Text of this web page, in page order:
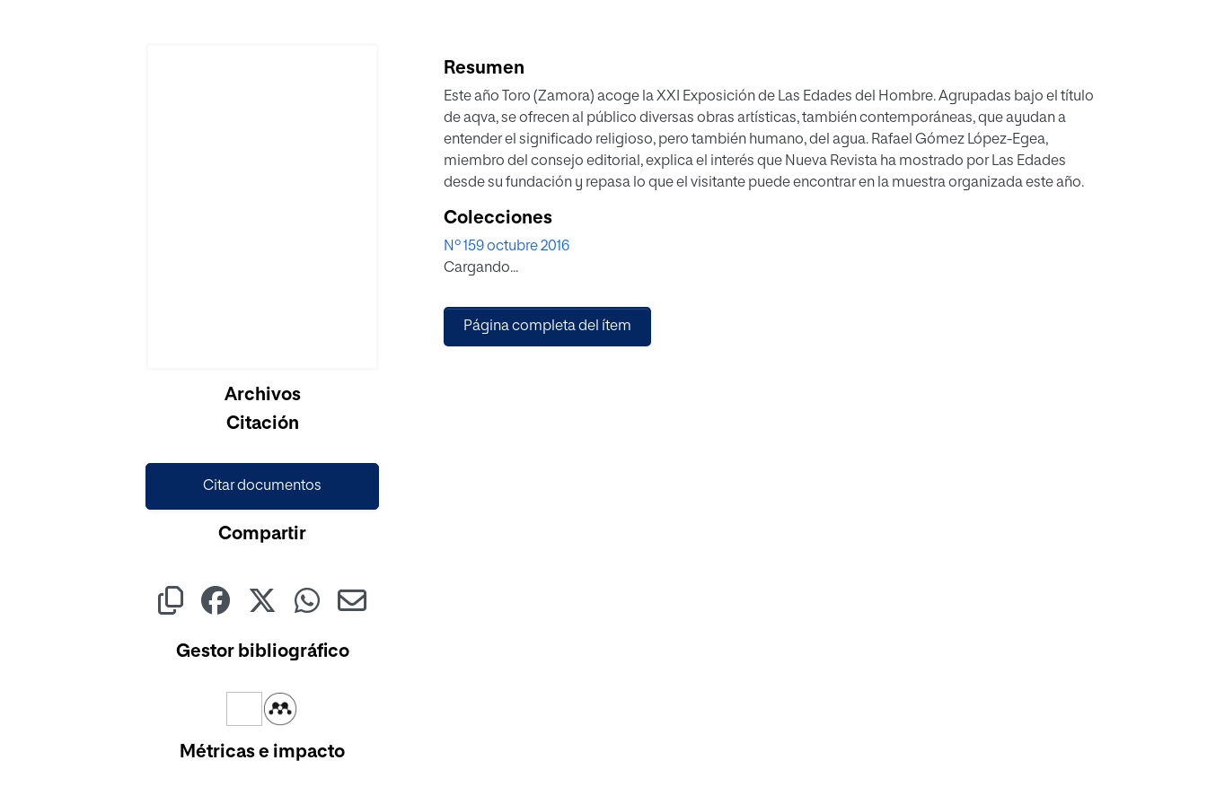
Archivos
Citación
Citar documentos
Compartir
Gestor bibliográfico
Métricas e impacto
Resumen
Este año Toro (Zamora) acoge la XXI Exposición de Las Edades del Hombre. Agrupadas bajo el título
de aqva, se ofrecen al público diversas obras artísticas, también contemporáneas, que ayudan a
entender el significado religioso, pero también humano, del agua. Rafael Gómez López-Egea,
miembro del consejo editorial, explica el interés que Nueva Revista ha mostrado por Las Edades
desde su fundación y repasa lo que el visitante puede encontrar en la muestra organizada este año.
Colecciones
Nº 159 octubre 2016
Cargando...
Página completa del ítem